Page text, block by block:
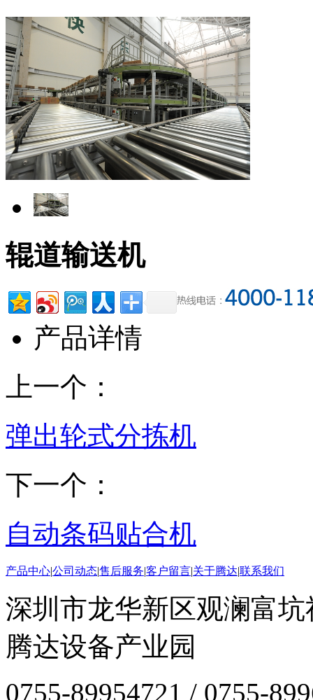
辊道输送机
产品详情
上一个：
弹出轮式分拣机
下一个：
自动条码贴合机
产品中心|公司动态|售后服务|客户留言|关于腾达|联系我们
深圳市龙华新区观澜富
腾达设备产业园
0755-89954721 / 0755-